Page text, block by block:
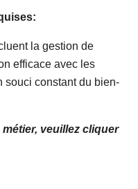
la gestion de
efficace avec les
souci constant du bien-
veuillez cliquer